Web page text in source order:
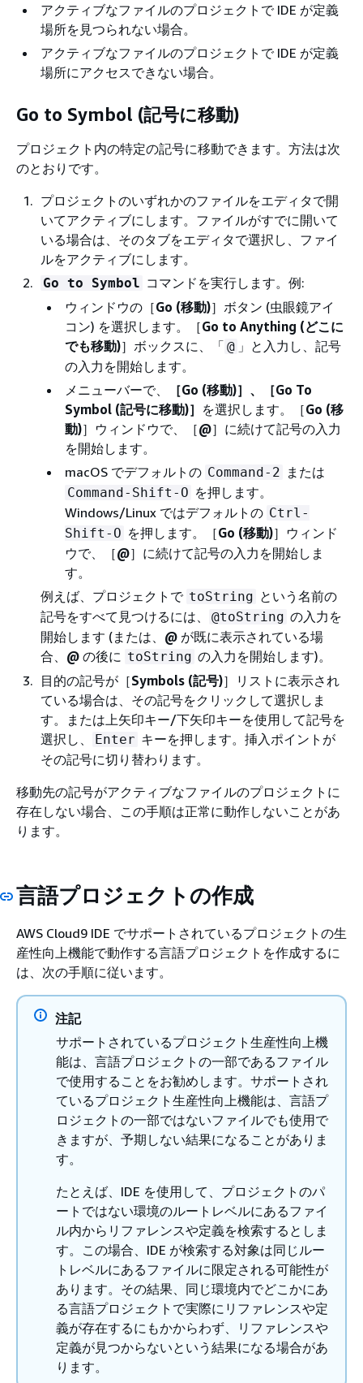
アクティブなファイルのプロジェクトで IDE が定義
場所を見つられない場合。
アクティブなファイルのプロジェクトで IDE が定義
場所にアクセスできない場合。
Go to Symbol (記号に移動)
プロジェクト内の特定の記号に移動できます。方法は次
のとおりです。
プロジェクトのいずれかのファイルをエディタで開
いてアクティブにします。ファイルがすでに開いて
いる場合は、そのタブをエディタで選択し、ファイ
ルをアクティブにします。
Go to Symbol コマンドを実行します。例:
ウィンドウの［Go (移動)］ボタン (虫眼鏡アイ
コン) を選択します。［Go to Anything (どこに
でも移動)］ボックスに、「 @ 」と入力し、記号
の入力を開始します。
メニューバーで、
［Go (移動)］、［Go To
Symbol (記号に移動)］ を選択します。［Go (移
動)］ウィンドウで、［@］に続けて記号の入力
を開始します。
macOS でデフォルトの Command-2 または
Command-Shift-O を押します。
Windows/Linux ではデフォルトの Ctrl-
Shift-O を押します。［Go (移動)］ウィンド
ウで、［@］に続けて記号の入力を開始しま
す。
例えば、プロジェクトで toString という名前の
記号をすべて見つけるには、
@toString の入力を
開始します (または、 @ が既に表示されている場
合、 @ の後に toString の入力を開始します)。
目的の記号が［Symbols (記号)］リストに表示され
ている場合は、その記号をクリックして選択しま
す。または上矢印キー/下矢印キーを使用して記号を
選択し、
Enter キーを押します。挿入ポイントが
その記号に切り替わります。
移動先の記号がアクティブなファイルのプロジェクトに
存在しない場合、この手順は正常に動作しないことがあ
ります。
言語プロジェクトの作成
AWS Cloud9 IDE でサポートされているプロジェクトの生
産性向上機能で動作する言語プロジェクトを作成するに
は、次の手順に従います。
注記
サポートされているプロジェクト生産性向上機
能は、言語プロジェクトの一部であるファイル
で使用することをお勧めします。サポートされ
ているプロジェクト生産性向上機能は、言語プ
ロジェクトの一部ではないファイルでも使用で
きますが、予期しない結果になることがありま
す。
たとえば、IDE を使用して、プロジェクトのパ
ートではない環境のルートレベルにあるファイ
ル内からリファレンスや定義を検索するとしま
す。この場合、IDE が検索する対象は同じルー
トレベルにあるファイルに限定される可能性が
あります。その結果、同じ環境内でどこかにあ
る言語プロジェクトで実際にリファレンスや定
義が存在するにもかからわず、リファレンスや
定義が見つからないという結果になる場合があ
ります。